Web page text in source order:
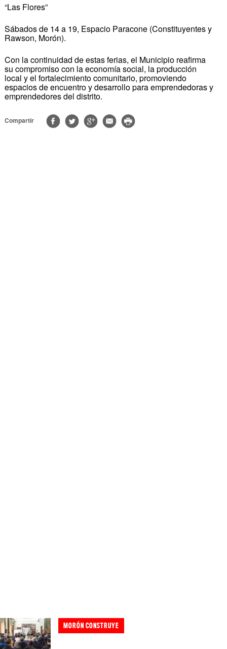
“Las Flores”
Sábados de 14 a 19, Espacio Paracone (Constituyentes y
Rawson, Morón).
Con la continuidad de estas ferias, el Municipio reafirma
su compromiso con la economía social, la producción
local y el fortalecimiento comunitario, promoviendo
espacios de encuentro y desarrollo para emprendedoras y
emprendedores del distrito.
Compartir
MORÓN CONSTRUYE